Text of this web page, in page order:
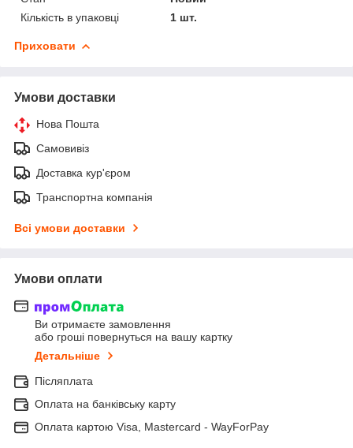
Кількість в упаковці
1 шт.
Приховати
Умови доставки
Нова Пошта
Самовивіз
Доставка кур'єром
Транспортна компанія
Всі умови доставки
Умови оплати
Ви отримаєте замовлення
або гроші повернуться на вашу картку
Детальніше
Післяплата
Оплата на банківську карту
Оплата картою Visa, Mastercard - WayForPay